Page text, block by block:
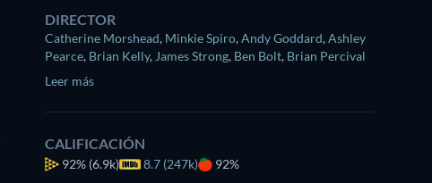
DIRECTOR
Catherine Morshead, Minkie Spiro,Andy Goddard,Ashley
Pearce, Brian Kelly, James Strong, Ben Bolt, Brian Percival
Leer más
CALIFICACIÓN
92% (6.9k) 8.7 (247k) 92%